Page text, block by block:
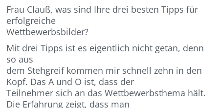
Frau Clauß, was sind Ihre drei besten Tipps für
erfolgreiche
Wettbewerbsbilder?
Mit drei Tipps ist es eigentlich nicht getan, denn
so aus
dem Stehgreif kommen mir schnell zehn in den
Kopf. Das A und O ist, dass der
Teilnehmer sich an das Wettbewerbsthema hält.
Die Erfahrung zeigt, dass man